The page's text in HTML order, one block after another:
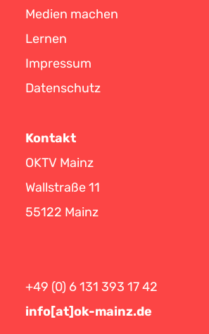
Medien machen
Lernen
Impressum
Datenschutz
Kontakt
OKTV Mainz
Wallstraße 11
55122 Mainz
+49 (0) 6 131 393 17 42
info[at]ok-mainz.de